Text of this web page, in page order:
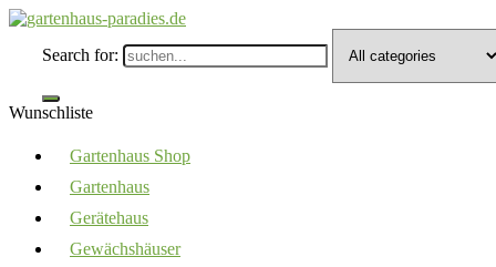
Search for:
Wunschliste
Gartenhaus Shop
Gartenhaus
Gerätehaus
Gewächshäuser